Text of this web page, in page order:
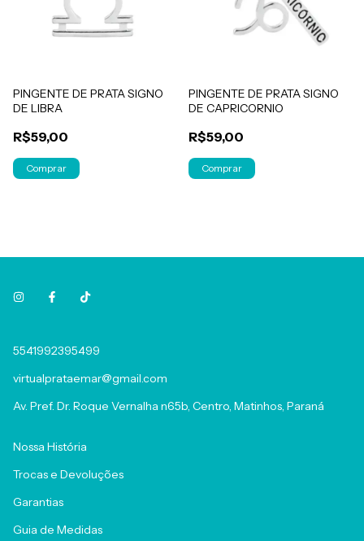
PINGENTE DE PRATA SIGNO
DE LIBRA
R$59,00
PINGENTE DE PRATA SIGNO
DE CAPRICORNIO
R$59,00
5541992395499
virtualprataemar@gmail.com
Av. Pref. Dr. Roque Vernalha n65b, Centro, Matinhos, Paraná
Nossa História
Trocas e Devoluções
Garantias
Guia de Medidas